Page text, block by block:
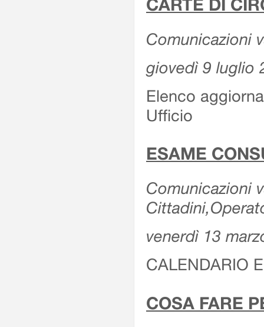
CARTE DI
Comunicazioni
giovedì 9 luglio
Elenco
Ufficio
ESAME
Comunicazioni
venerdì 13
CALENDARIO
COSA FARE